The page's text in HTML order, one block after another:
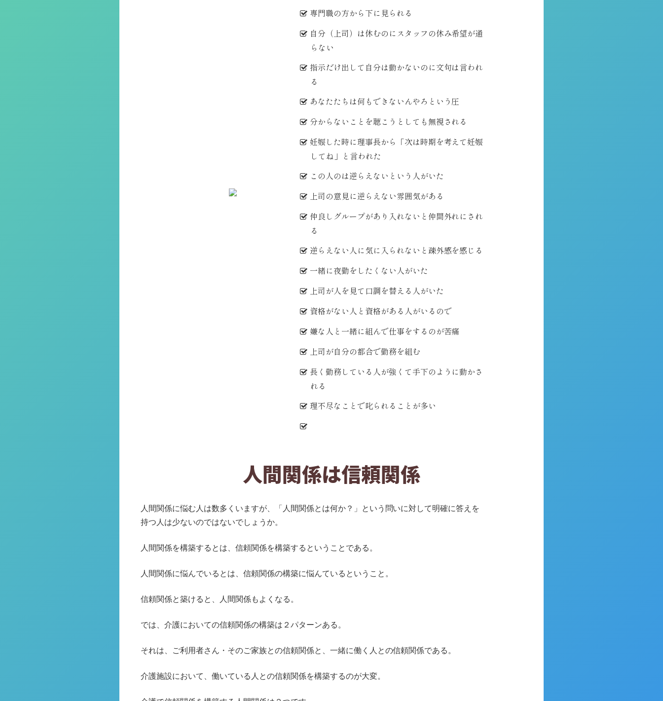
専門職の方から下に見られる
自分（上司）は休むのにスタッフの休み希望が通
らない
指示だけ出して自分は動かないのに文句は言われ
る
あなたたちは何もできないんやろという圧
分からないことを聴こうとしても無視される
妊娠した時に理事長から「次は時期を考えて妊娠
してね」と言われた
この人のは逆らえないという人がいた
上司の意見に逆らえない雰囲気がある
仲良しグループがあり入れないと仲間外れにされ
る
逆らえない人に気に入られないと疎外感を感じる
一緒に夜勤をしたくない人がいた
上司が人を見て口調を替える人がいた
資格がない人と資格がある人がいるので
嫌な人と一緒に組んで仕事をするのが苦痛
上司が自分の都合で勤務を組む
長く勤務している人が強くて手下のように動かさ
れる
理不尽なことで叱られることが多い
人間関係は信頼関係
人間関係に悩む人は数多くいますが、「人間関係とは何か？」という問いに対して明確に答えを
持つ人は少ないのではないでしょうか。
人間関係を構築するとは、信頼関係を構築するということである。
人間関係に悩んでいるとは、信頼関係の構築に悩んているということ。
信頼関係と築けると、人間関係もよくなる。
では、介護においての信頼関係の構築は２パターンある。
それは、ご利用者さん・そのご家族との信頼関係と、一緒に働く人との信頼関係である。
介護施設において、働いている人との信頼関係を構築するのが大変。